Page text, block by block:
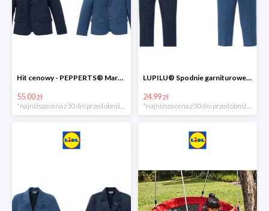
Hit cenowy - PEPPERTS® Marynarka młodzieżowa
55.00 zł
*najniższa cena z 30 dni przed obniżką
LUPILU® Spodnie garniturowe chłopięce
24.99 zł
*najniższa cena z 30 dni przed obniżką